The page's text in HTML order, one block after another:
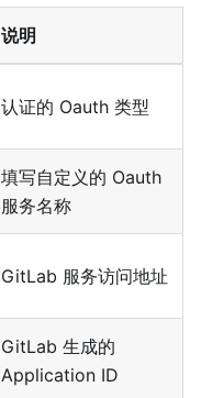
说明
认证的 Oauth 类型
填写自定义的 Oauth
服务名称
GitLab 服务访问地址
GitLab 生成的
Application ID